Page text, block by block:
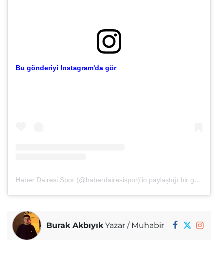
Bu gönderiyi Instagram'da gör
Haber Dairesi Spor (@haberdairesispor)'in paylaştığı bir gönderi
Burak AkbıyıkYazar / Muhabir